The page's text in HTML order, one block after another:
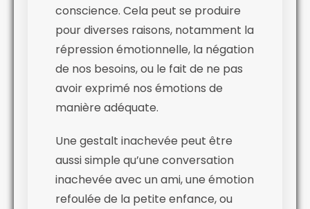
conscience. Cela peut se produire
pour diverses raisons, notamment la
répression émotionnelle, la négation
de nos besoins, ou le fait de ne pas
avoir exprimé nos émotions de
manière adéquate.
Une gestalt inachevée peut être
aussi simple qu’une conversation
inachevée avec un ami, une émotion
refoulée de la petite enfance, ou